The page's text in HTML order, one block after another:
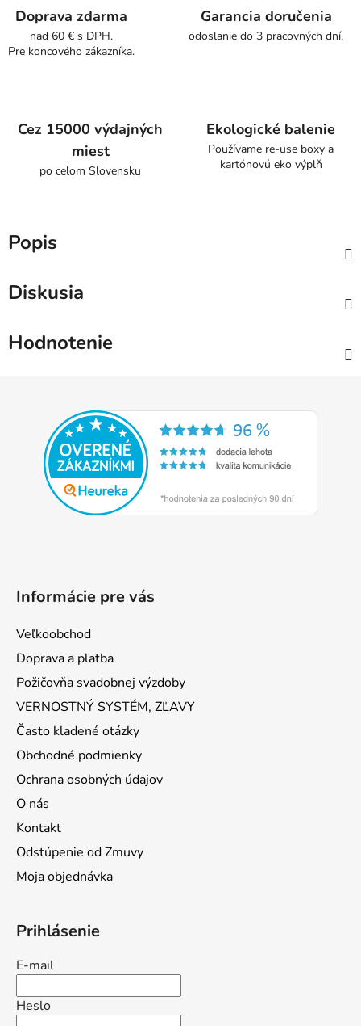
Doprava zdarma
nad 60 € s DPH.
Pre koncového zákazníka.
Garancia doručenia
odoslanie do 3 pracovných dní.
Cez 15000 výdajných
miest
po celom Slovensku
Ekologické balenie
Používame re-use boxy a
kartónovú eko výplň
Popis
Diskusia
Hodnotenie
Informácie pre vás
Veľkoobchod
Doprava a platba
Požičovňa svadobnej výzdoby
VERNOSTNÝ SYSTÉM, ZĽAVY
Často kladené otázky
Obchodné podmienky
Ochrana osobných údajov
O nás
Kontakt
Odstúpenie od Zmuvy
Moja objednávka
Prihlásenie
E-mail
Heslo